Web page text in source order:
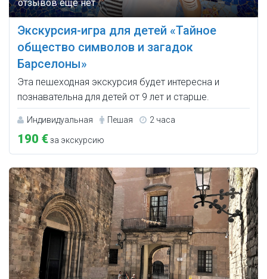
Экскурсия-игра для детей «Тайное
общество символов и загадок
Барселоны»
Эта пешеходная экскурсия будет интересна и
познавательна для детей от 9 лет и старше.
Индивидуальная Пешая 2 часа
190 €за экскурсию